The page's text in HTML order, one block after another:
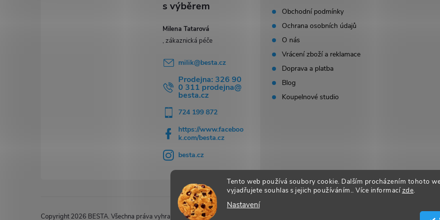
Tento web používá soubory cookie. Dalším procházením tohoto
vyjadřujete souhlas s jejich používáním.. Více informacízde.
Nastavení
Milena Tatarová
milik@besta.cz
Prodejna: 326 90
0 311 prodejna@
besta.cz
724 199 872
https://www.faceboo
k.com/besta.cz
besta.cz
Obchodní podmínky
Ochrana osobních údajů
O nás
Vrácení zboží a reklamace
Doprava a platba
Blog
Koupelnové studio
Copyright 2026 BESTA. Všechna práva vyhrazena.